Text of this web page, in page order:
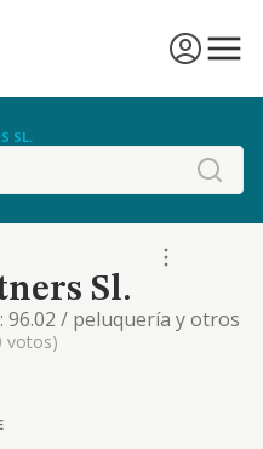
SL.
Sl.
96.02 / peluquería y otros
otras actividades:
de la
69.20 / actividades de
de libros, auditoría y
/ agentes de la
votos)